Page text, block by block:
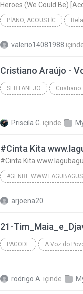
Heroes (We Could Be)
PIANO, ACOUSTIC
valerio14081988
SERTANEJO
Priscila G. içinde
#Cinta Kita
#Cinta Kita
arjoena20
PAGODE
rodrigo A. içinde